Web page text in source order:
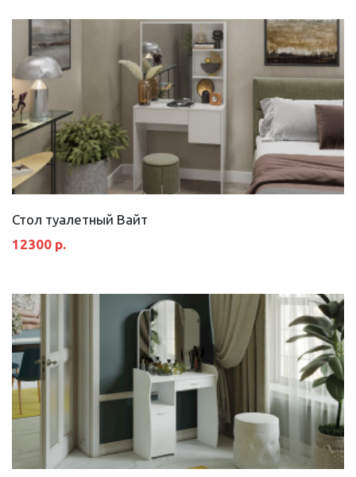
Стол туалетный Вайт
12300 р.